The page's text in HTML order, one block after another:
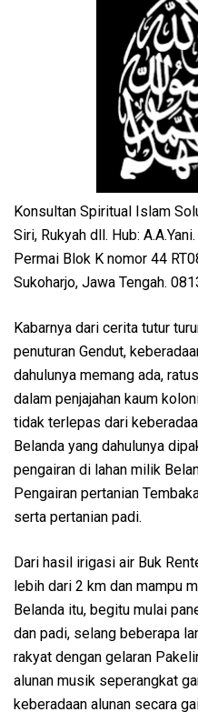
Konsultan Spiritual Islam
Siri, Rukyah dll. Hub:
Permai Blok K nomor 44
Sukoharjo, Jawa Tengah.
Kabarnya dari cerita tutur
penuturan Gendut,
dahulunya memang ada,
dalam penjajahan kaum
tidak terlepas dari
Belanda yang dahulunya
pengairan di lahan milik
Pengairan pertanian
serta pertanian padi.
Dari hasil irigasi air Buk
lebih dari 2 km dan mampu
Belanda itu, begitu mulai
dan padi, selang beberapa
rakyat dengan gelaran
alunan musik seperangkat
keberadaan alunan secara